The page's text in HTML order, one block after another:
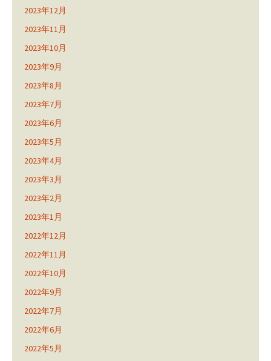
2023年12月
2023年11月
2023年10月
2023年9月
2023年8月
2023年7月
2023年6月
2023年5月
2023年4月
2023年3月
2023年2月
2023年1月
2022年12月
2022年11月
2022年10月
2022年9月
2022年7月
2022年6月
2022年5月